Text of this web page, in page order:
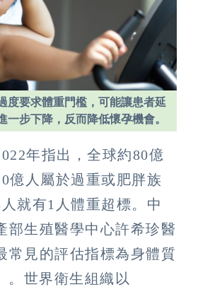
度要求體重門檻，可能讓患者延
一步下降，反而降低懷孕機會。
年指出，全球約80億
億人屬於過重或肥胖族
就有1人體重超標。中
部生殖醫學中心許希珍醫
常見的評估指標為身體質
。世界衛生組織以